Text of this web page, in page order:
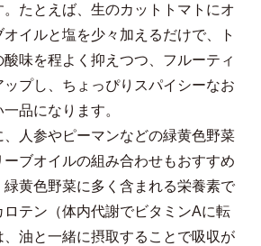
。たとえば、生のカットトマトにオ
オイルと塩を少々加えるだけで、ト
酸味を程よく抑えつつ、フルーティ
ップし、ちょっぴりスパイシーなお
品になります。
、人参やピーマンなどの緑黄色野菜
ーブオイルの組み合わせもおすすめ
緑黄色野菜に多く含まれる栄養素で
ロテン（体内代謝でビタミンAに転
、油と一緒に摂取することで吸収が